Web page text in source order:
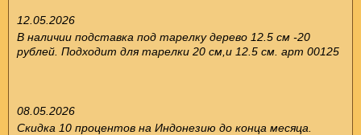
12.05.2026
В наличии подставка под тарелку дерево 12.5 см -20
рублей. Подходит для тарелки 20 см,и 12.5 см. арт 00125
08.05.2026
Скидка 10 процентов на Индонезию до конца месяца.